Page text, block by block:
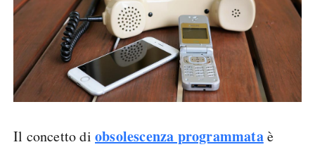
Il concetto di obsolescenza programmataè